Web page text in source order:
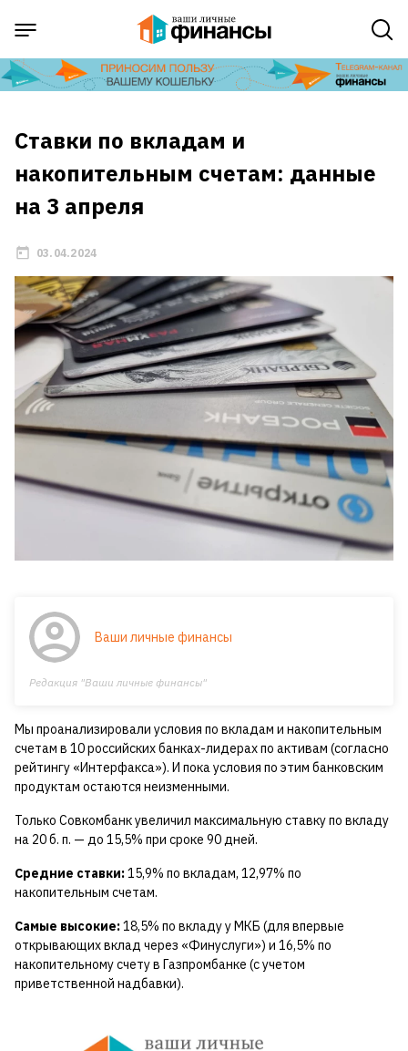
Ставки по вкладам и
накопительным счетам: данные
на 3 апреля
03.04.2024
Ваши личные финансы
Редакция "Ваши личные финансы"
Мы проанализировали условия по вкладам и накопительным
счетам в 10 российских банках-лидерах по активам (согласно
рейтингу «Интерфакса»). И пока условия по этим банковским
продуктам остаются неизменными.
Только Совкомбанк увеличил максимальную ставку по вкладу
на 20 б. п. — до 15,5% при сроке 90 дней.
Средние ставки:15,9% по вкладам, 12,97% по
накопительным счетам.
Самые высокие:18,5% по вкладу у МКБ (для впервые
открывающих вклад через «Финуслуги») и 16,5% по
накопительному счету в Газпромбанке (с учетом
приветственной надбавки).